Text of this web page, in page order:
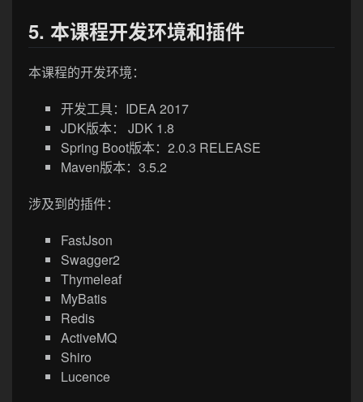
5. 本课程开发环境和插件
本课程的开发环境：
开发工具：IDEA 2017
JDK版本： JDK 1.8
Spring Boot版本：2.0.3 RELEASE
Maven版本：3.5.2
涉及到的插件：
FastJson
Swagger2
Thymeleaf
MyBatis
Redis
ActiveMQ
Shiro
Lucence